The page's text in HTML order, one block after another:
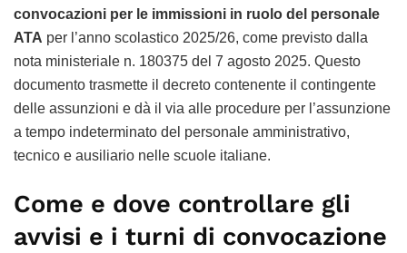
convocazioni per le immissioni in ruolo del personale
ATA per l’anno scolastico 2025/26, come previsto dalla
nota ministeriale n. 180375 del 7 agosto 2025. Questo
documento trasmette il decreto contenente il contingente
delle assunzioni e dà il via alle procedure per l’assunzione
a tempo indeterminato del personale amministrativo,
tecnico e ausiliario nelle scuole italiane.
Come e dove controllare gli
avvisi e i turni di convocazione